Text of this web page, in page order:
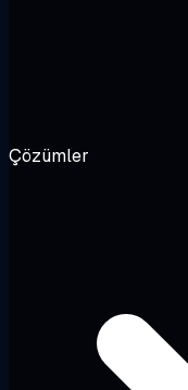
Çözümler